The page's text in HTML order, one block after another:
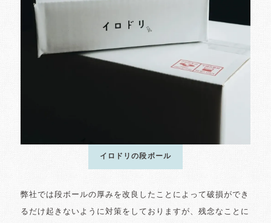
イロドリの段ボール
弊社では段ボールの厚みを改良したことによって破損ができ
るだけ起きないように対策をしておりますが、残念なことに